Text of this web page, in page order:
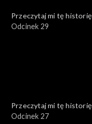
Przeczytaj mi tę historię
Odcinek 29
Przeczytaj mi tę historię
Odcinek 27